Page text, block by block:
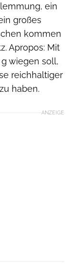
ein
großes
kommen
Apropos: Mit
g wiegen soll,
reichhaltiger
haben.
ANZEIGE